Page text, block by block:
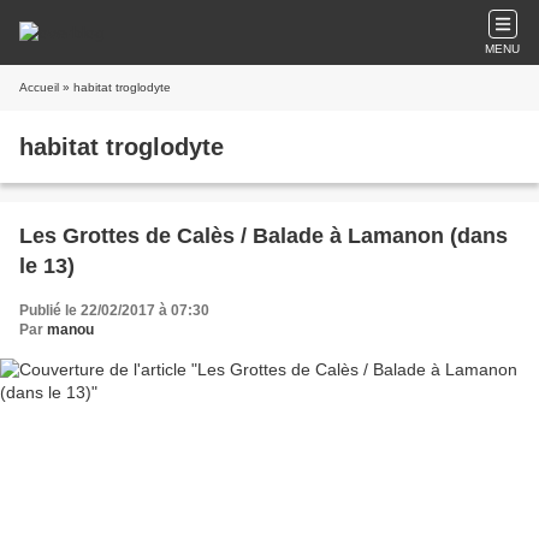
MENU
Accueil » habitat troglodyte
habitat troglodyte
Les Grottes de Calès / Balade à Lamanon (dans
le 13)
Publié le 22/02/2017 à 07:30
Par manou